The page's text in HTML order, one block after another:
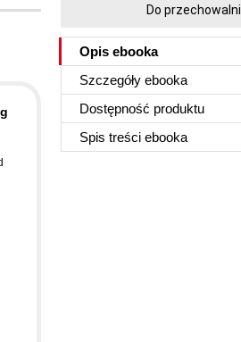
Do przechowalni
Opis ebooka
Szczegóły ebooka
Dostępność produktu
Spis treści ebooka